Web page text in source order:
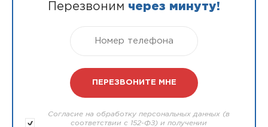
Перезвоним через минуту!
Согласие на обработку персональных данных (в
соответствии с 152-ФЗ) и получении